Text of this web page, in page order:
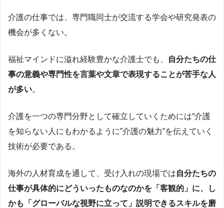
介護の仕事では、専門職同士が交流する学会や研究発表の
機会が多くない。
福祉マインドに溢れ経験豊かな介護士でも、
自分たちの仕
事の意義や専門性を言葉や文章で表現することが苦手な人
が多い。
介護を一つの専門分野として確立していくためには“介護
を知らない人にもわかるように”介護の魅力”を伝えていく
技術が必要である。
海外の人材育成を通して、受け入れの現場では自分たちの
仕事が具体的にどういったものなのかを「客観的」に、し
かも「グローバルな視野に立って」説明できるスキルを磨